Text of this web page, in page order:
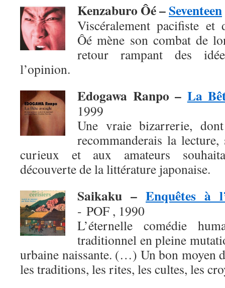
Kenzaburo Ôé –Seventeen
Viscéralement pacifiste et
Ôé mène son combat de
retour rampant des
l’opinion.
Edogawa Ranpo – La
1999
Une vraie bizarrerie,
recommanderais la
curieux et aux amateurs
découverte de la littérature japonaise.
Saikaku – Enquêtes à
- POF , 1990
L’éternelle comédie
traditionnel en pleine
urbaine naissante. (…) Un bon moyen
les traditions, les rites, les cultes, les